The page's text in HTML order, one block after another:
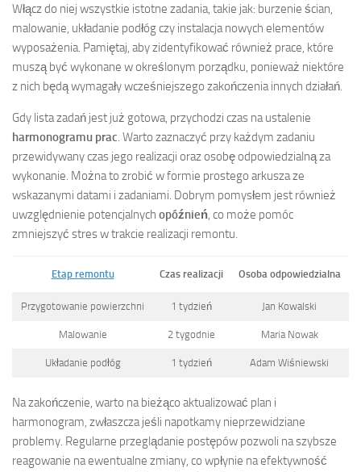
Włącz do niej wszystkie istotne zadania, takie jak: burzenie ścian,
malowanie, układanie podłóg czy instalacja nowych elementów
wyposażenia. Pamiętaj, aby zidentyfikować również prace, które
muszą być wykonane w określonym porządku, ponieważ niektóre
z nich będą wymagały wcześniejszego zakończenia innych działań.
Gdy lista zadań jest już gotowa, przychodzi czas na ustalenie
harmonogramu prac. Warto zaznaczyć przy każdym zadaniu
przewidywany czas jego realizacji oraz osobę odpowiedzialną za
wykonanie. Można to zrobić w formie prostego arkusza ze
wskazanymi datami i zadaniami. Dobrym pomysłem jest również
uwzględnienie potencjalnych opóźnień, co może pomóc
zmniejszyć stres w trakcie realizacji remontu.
Etap remontu Czas realizacji Osoba odpowiedzialna
Przygotowanie powierzchni 1 tydzień Jan Kowalski
Malowanie 2 tygodnie Maria Nowak
Układanie podłóg 1 tydzień Adam Wiśniewski
Na zakończenie, warto na bieżąco aktualizować plan i
harmonogram, zwłaszcza jeśli napotkamy nieprzewidziane
problemy. Regularne przeglądanie postępów pozwoli na szybsze
reagowanie na ewentualne zmiany, co wpłynie na efektywność